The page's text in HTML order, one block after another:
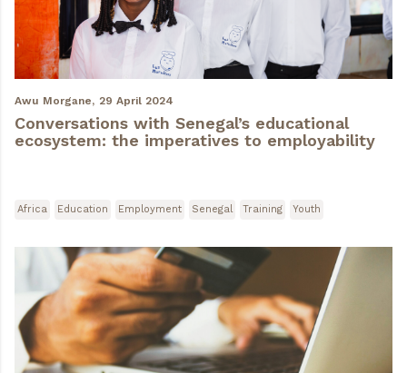
Awu Morgane, 29 April 2024
Conversations with Senegal’s educational
ecosystem: the imperatives to employability
Africa Education Employment Senegal Training Youth